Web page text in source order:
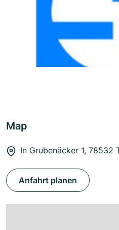
Map
In Grubenäcker 1, 78532
Anfahrt planen